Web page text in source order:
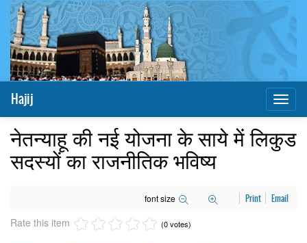
Hajij
नेतन्याहू की नई योजना के साये में लिकुड
सदस्यों का राजनीतिक भविष्य
font size Print Email
Rate this item (0 votes)